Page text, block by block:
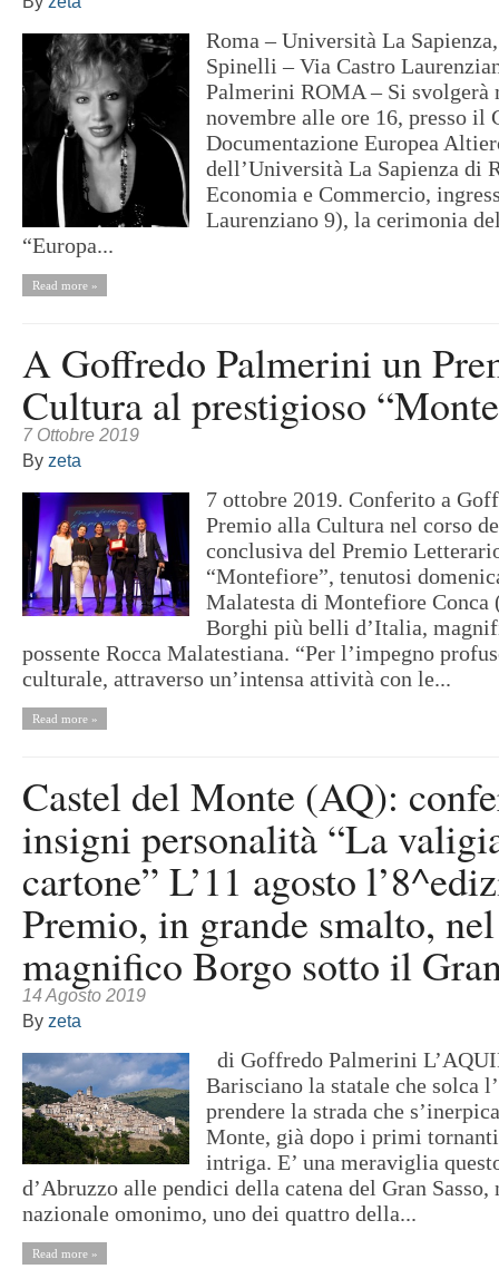
Roma – Università La
Spinelli – Via Castro
Palmerini ROMA – Si svolgerà
novembre alle ore 16, presso il
Documentazione Europea
dell’Università La Sapienza di
Economia e Commercio,
Laurenziano 9), la cerimonia
“Europa...
Read more »
A Goffredo Palmerini un
Cultura al prestigioso
7 Ottobre 2019
By zeta
7 ottobre 2019. Conferito a
Premio alla Cultura nel corso
conclusiva del Premio
“Montefiore”, tenutosi
Malatesta di Montefiore
Borghi più belli d’Italia,
possente Rocca Malatestiana. “Per l’impegno
culturale, attraverso un’intensa attività con le...
Read more »
Castel del Monte (AQ):
insigni personalità “La
cartone” L’11 agosto
Premio, in grande smalto, nel
magnifico Borgo sotto il
14 Agosto 2019
By zeta
di Goffredo Palmerini
Barisciano la statale che solca
prendere la strada che
Monte, già dopo i primi
intriga. E’ una meraviglia
d’Abruzzo alle pendici della catena del Gran Sasso,
nazionale omonimo, uno dei quattro della...
Read more »